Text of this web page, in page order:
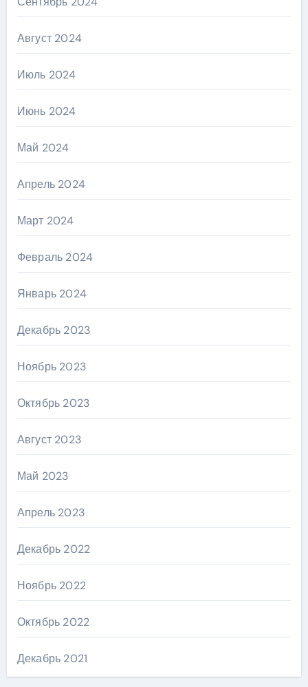
Август 2024
Июль 2024
Июнь 2024
Май 2024
Апрель 2024
Март 2024
Февраль 2024
Январь 2024
Декабрь 2023
Ноябрь 2023
Октябрь 2023
Август 2023
Май 2023
Апрель 2023
Декабрь 2022
Ноябрь 2022
Октябрь 2022
Декабрь 2021